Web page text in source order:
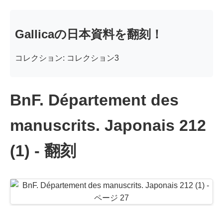
Gallicaの日本資料を翻刻！
コレクション: コレクション3
BnF. Département des
manuscrits. Japonais 212
(1) - 翻刻